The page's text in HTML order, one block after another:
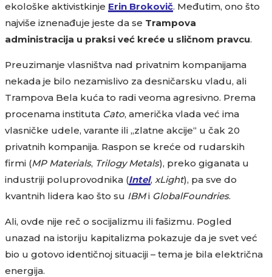
ekološke aktivistkinje Erin Brokovič. Međutim, ono što
najviše iznenađuje jeste da se Trampova
administracija u praksi već kreće u sličnom pravcu.
Preuzimanje vlasništva nad privatnim kompanijama
nekada je bilo nezamislivo za desničarsku vladu, ali
Trampova Bela kuća to radi veoma agresivno. Prema
procenama instituta Cato, američka vlada već ima
vlasničke udele, varante ili „zlatne akcije“ u čak 20
privatnih kompanija. Raspon se kreće od rudarskih
firmi (MP Materials, Trilogy Metals), preko giganata u
industriji poluprovodnika (Intel, xLight), pa sve do
kvantnih lidera kao što su IBMi GlobalFoundries.
Ali, ovde nije reč o socijalizmu ili fašizmu. Pogled
unazad na istoriju kapitalizma pokazuje da je svet već
bio u gotovo identičnoj situaciji – tema je bila električna
energija.